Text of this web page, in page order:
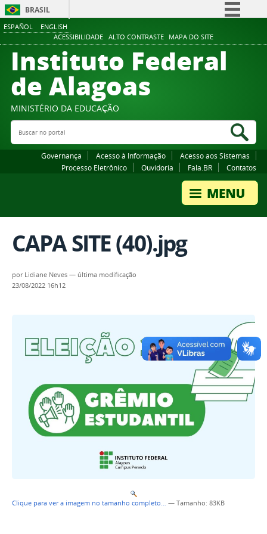
ESPAÑOL ENGLISH
ACESSIBILIDADE ALTO CONTRASTE MAPA DO SITE
BRASIL
Comunica BR
Participe
Canais
Instituto Federal
de Alagoas
MINISTÉRIO DA EDUCAÇÃO
Buscar no portal
Governança Acesso à Informação
Acesso aos Sistemas
Processo Eletrônico
Ouvidoria Fala.BR Contatos
CAPA SITE (40).jpg
por Lidiane Neves — última modificação
23/08/2022 16h12
Clique para ver a imagem no tamanho completo… — Tamanho: 83KB